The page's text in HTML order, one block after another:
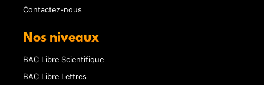
Contactez-nous
Nos niveaux
BAC Libre Scientifique
BAC Libre Lettres